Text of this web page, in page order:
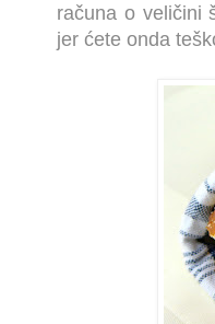
računa o veličini
jer ćete onda